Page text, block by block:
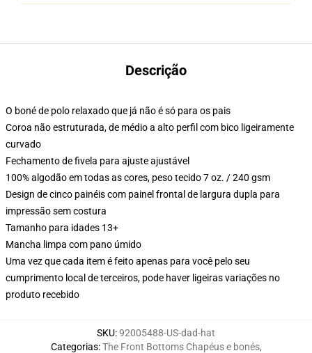
Descrição
O boné de polo relaxado que já não é só para os pais
Coroa não estruturada, de médio a alto perfil com bico ligeiramente
curvado
Fechamento de fivela para ajuste ajustável
100% algodão em todas as cores, peso tecido 7 oz. / 240 gsm
Design de cinco painéis com painel frontal de largura dupla para
impressão sem costura
Tamanho para idades 13+
Mancha limpa com pano úmido
Uma vez que cada item é feito apenas para você pelo seu
cumprimento local de terceiros, pode haver ligeiras variações no
produto recebido
SKU:92005488-US-dad-hat
Categorias:The Front Bottoms Chapéus e bonés,